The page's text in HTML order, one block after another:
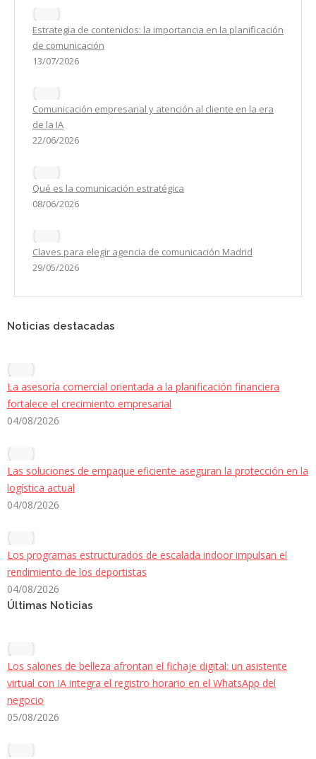
Estrategia de contenidos: la importancia en la planificación
de comunicación
13/07/2026
Comunicación empresarial y atención al cliente en la era
de la IA
22/06/2026
Qué es la comunicación estratégica
08/06/2026
Claves para elegir agencia de comunicación Madrid
29/05/2026
Noticias destacadas
La asesoría comercial orientada a la planificación financiera
fortalece el crecimiento empresarial
04/08/2026
Las soluciones de empaque eficiente aseguran la protección en la
logística actual
04/08/2026
Los programas estructurados de escalada indoor impulsan el
rendimiento de los deportistas
04/08/2026
Últimas Noticias
Los salones de belleza afrontan el fichaje digital: un asistente
virtual con IA integra el registro horario en el WhatsApp del
negocio
05/08/2026